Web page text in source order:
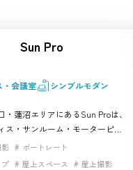
Sun Pro
・会議室
シンプルモダン
・蓮沼エリアにあるSun Proは、
ス・サンルーム・モーターピッ
棟利用系のハウススタジオで
ポートレート
屋上スペース
屋上撮影